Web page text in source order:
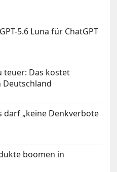
5.6 Luna für ChatGPT
teuer: Das kostet
Deutschland
darf „keine Denkverbote
boomen in